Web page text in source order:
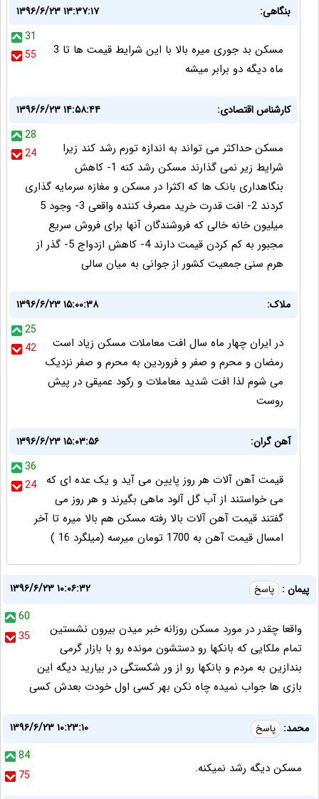
بنگاهی:
۱۳۹۶/۶/۲۳ ۱۳:۳۷:۱۷
31
55
مسکن بد جوری میره بالا با این شرایط قیمت ها تا 3
ماه دیگه دو برابر میشه
کارشناس اقتصادی:
۱۳۹۶/۶/۲۳ ۱۴:۵۸:۴۴
28
24
مسکن حداکثر می تواند به اندازه تورم رشد کند زیرا
شرایط زیر نمی گذارند مسکن رشد کنه 1- کاهش
بنگاهداری بانک ها که اکثرا در مسکن و مغازه سرمایه گذاری
کردند 2- افت قدرت خرید مصرف کننده واقعی 3- وجود 5
میلیون خانه خالی که فروشندگان آنها برای فروش سریع
مجبور به کم کردن قیمت دارند 4- کاهش ازدواج 5- گذر از
هرم سنی جمعیت کشور از جوانی به میان سالی
ملاک:
۱۳۹۶/۶/۲۳ ۱۵:۰۰:۳۸
25
42
در ایران چهار ماه سال افت معاملات مسکن زیاد است
رمضان و محرم و صفر و فروردین به محرم و صفر نزدیک
می شوم لذا افت شدید معاملات و رکود عمیقی در پیش
روست
آهن گران:
۱۳۹۶/۶/۲۳ ۱۵:۰۳:۵۶
36
24
قیمت آهن آلات هر روز پایین می آید و یک عده ای که
می خواستند از آب گل آلود ماهی بگیرند و هر روز می
گفتند قیمت آهن آلات بالا رفته مسکن هم بالا میره تا آخر
امسال قیمت آهن به 1700 تومان میرسه (میلگرد 16 )
پیمان : پاسخ
۱۳۹۶/۶/۲۳ ۱۰:۰۶:۳۲
60
35
واقعا چقدر در مورد مسکن روزانه خبر میدن بیرون نشستین
تمام ملکایی که بانکها رو دستشون مونده رو با بازار گرمی
بندازین به مردم و بانکها رو از ور شکستگی در بیارید دیگه این
بازی ها جواب نمیده چاه نکن بهر کسی اول خودت بعدش کسی
محمد: پاسخ
۱۳۹۶/۶/۲۳ ۱۰:۲۳:۱۰
84
75
مسكن ديگه رشد نميكنه.